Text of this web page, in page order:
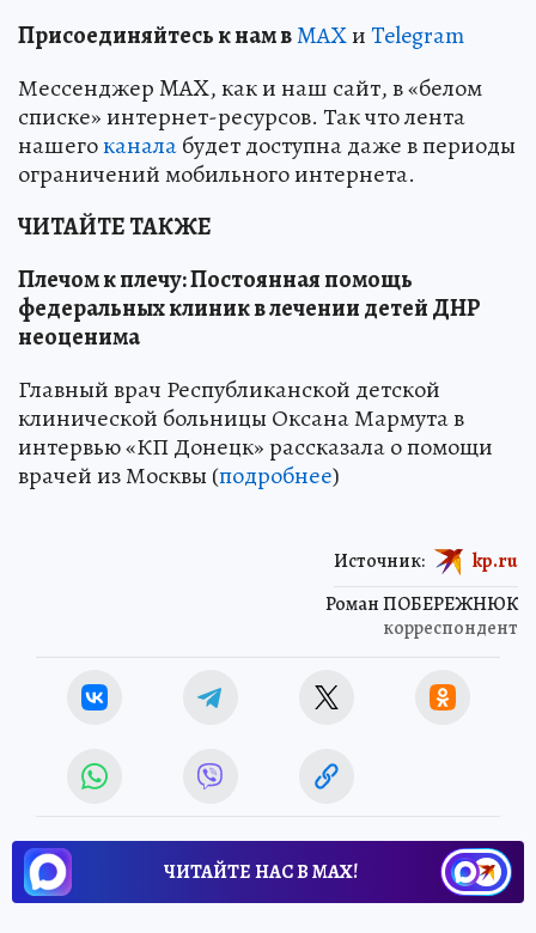
Присоединяйтесь к нам вMAXиTelegram
Мессенджер MAX, как и наш сайт, в «белом
списке» интернет-ресурсов. Так что лента
нашегоканалабудет доступна даже в периоды
ограничений мобильного интернета.
ЧИТАЙТЕ ТАКЖЕ
Плечом к плечу: Постоянная помощь
федеральных клиник в лечении детей ДНР
неоценима
Главный врач Республиканской детской
клинической больницы Оксана Мармута в
интервью «КП Донецк» рассказала о помощи
врачей из Москвы (подробнее)
Роман ПОБЕРЕЖНЮК
корреспондент
Источник: kp.ru
ЧИТАЙТЕ НАС В МАХ!